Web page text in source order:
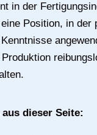
in der
Position, in der
aus dieser Seite: